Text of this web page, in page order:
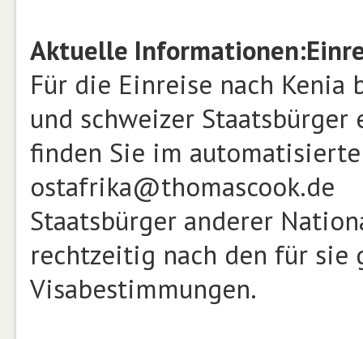
Aktuelle Informationen:
Für die Einreise nach
und schweizer
finden Sie im
ostafrika@thomascook.de
Staatsbürger anderer
rechtzeitig nach den für sie
Visabestimmungen.